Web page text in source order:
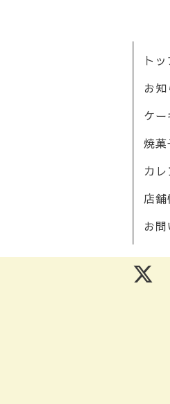
ト
お
ケー
焼菓
カ
店舗
お